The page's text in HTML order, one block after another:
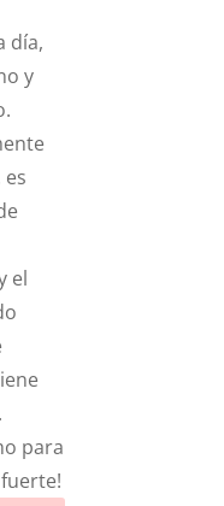
día,
y
es
el
para